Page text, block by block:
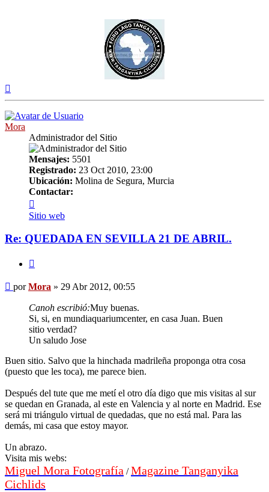
Mora
Administrador del Sitio
Mensajes: 5501
Registrado: 23 Oct 2010, 23:00
Ubicación: Molina de Segura, Murcia
Contactar:
Mora
Sitio web
Re: QUEDADA EN SEVILLA 21 DE ABRIL.
Mensaje
porMora » 29 Abr 2012, 00:55
Canoh escribió:Muy buenas.
Si, si, en mundiaquariumcenter, en casa Juan. Buen
sitio verdad?
Un saludo Jose
Buen sitio. Salvo que la hinchada madrileña proponga otra cosa
(puesto que les toca), me parece bien.
Después del tute que me metí el otro día digo que mis visitas al sur
se quedan en Granada, al este en Valencia y al norte en Madrid. Ese
será mi triángulo virtual de quedadas, que no está mal. Para las
demás, mi casa que estoy mayor.
Un abrazo.
Visita mis webs:
Miguel Mora Fotografía /Magazine Tanganyika
Cichlids